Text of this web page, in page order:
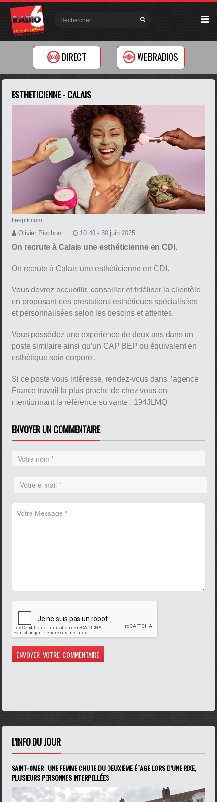
DIRECT WEBRADIOS
ESTHETICIENNE - CALAIS
freepik.com
Olivier Piochon 10:40 - 30 juin 2025
On recrute à Calais une esthéticienne en CDI.
On recrute à Calais une esthéticienne en CDI.
Vous devrez accueillir, conseiller et fidéliser la clientèle
en proposant des prestations esthétiques spécialisées
et personnalisées selon les besoins et attentes.
Vous possédez une expérience de deux ans dans un
poste similaire ainsi qu’un CAP BEP ou équivalent en
esthétique soin corporel.
Si ce poste vous intéresse, rendez-vous dans l’agence
France travail la plus proche de chez vous en
mentionnant la référence suivante : 194JLMQ
ENVOYER UN COMMENTAIRE
L'INFO DU JOUR
SAINT-OMER : UNE FEMME CHUTE DU DEUXIÈME ÉTAGE LORS D’UNE RIXE,
PLUSIEURS PERSONNES INTERPELLÉES